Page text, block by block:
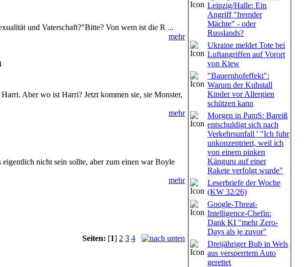
und Vaterschaft?"Bitte? Von wem ist die R ...
mehr
Aber wo ist Harri? Jetzt kommen sie, sie Monster,
mehr
nicht sein sollte, aber zum einen war Boyle
mehr
Seiten: [1] 2 3 4
Leipzig/Halle: Ein
Angriff "fremder
Mächte" - oder
Russlands?
Ukraine meldet Tote bei
Luftangriffen auf Vorort
von Kiew
"Bauernhofeffekt":
Warum der Kuhstall
Kinder vor Allergien
schützen kann
Morgen in PamS: Bareiß
entschuldigt sich nach
Verkehrsunfall ' "Ich fuhr
unkonzentriert, weil ich
von einem pinken
Känguru auf einer
Rakete verfolgt wurde"
Leserbriefe der Woche
(KW 32/26)
Google-Threat-
Intelligence-Chefin:
Dank KI "mehr Zero-
Days als je zuvor"
Dreijähriger Bub in Wels
aus versperrtem Auto
gerettet